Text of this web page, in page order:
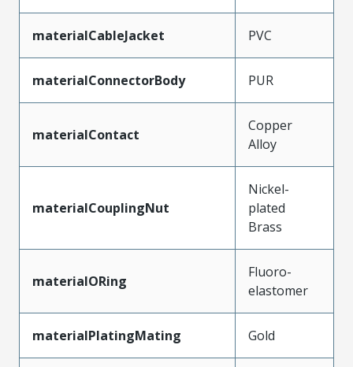
materialCableJacket PVC
materialConnectorBody PUR
materialContact
Copper
Alloy
materialCouplingNut
Nickel-
plated
Brass
materialORing
Fluoro-
elastomer
materialPlatingMating Gold